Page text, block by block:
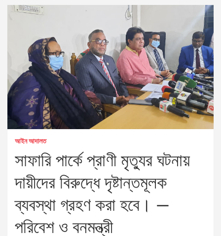
আইন আদালত
সাফারি পার্কে প্রাণী মৃত্যুর ঘটনায়
দায়ীদের বিরুদ্ধে দৃষ্টান্তমূলক
ব্যবস্থা গ্রহণ করা হবে। —
পরিবেশ ও বনমন্ত্রী